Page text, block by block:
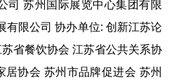
司 苏州国际展览中心集团有限
有限公司 协办单位: 创新江苏论
省餐饮协会 江苏省公共关系协
协会 苏州市品牌促进会 苏州